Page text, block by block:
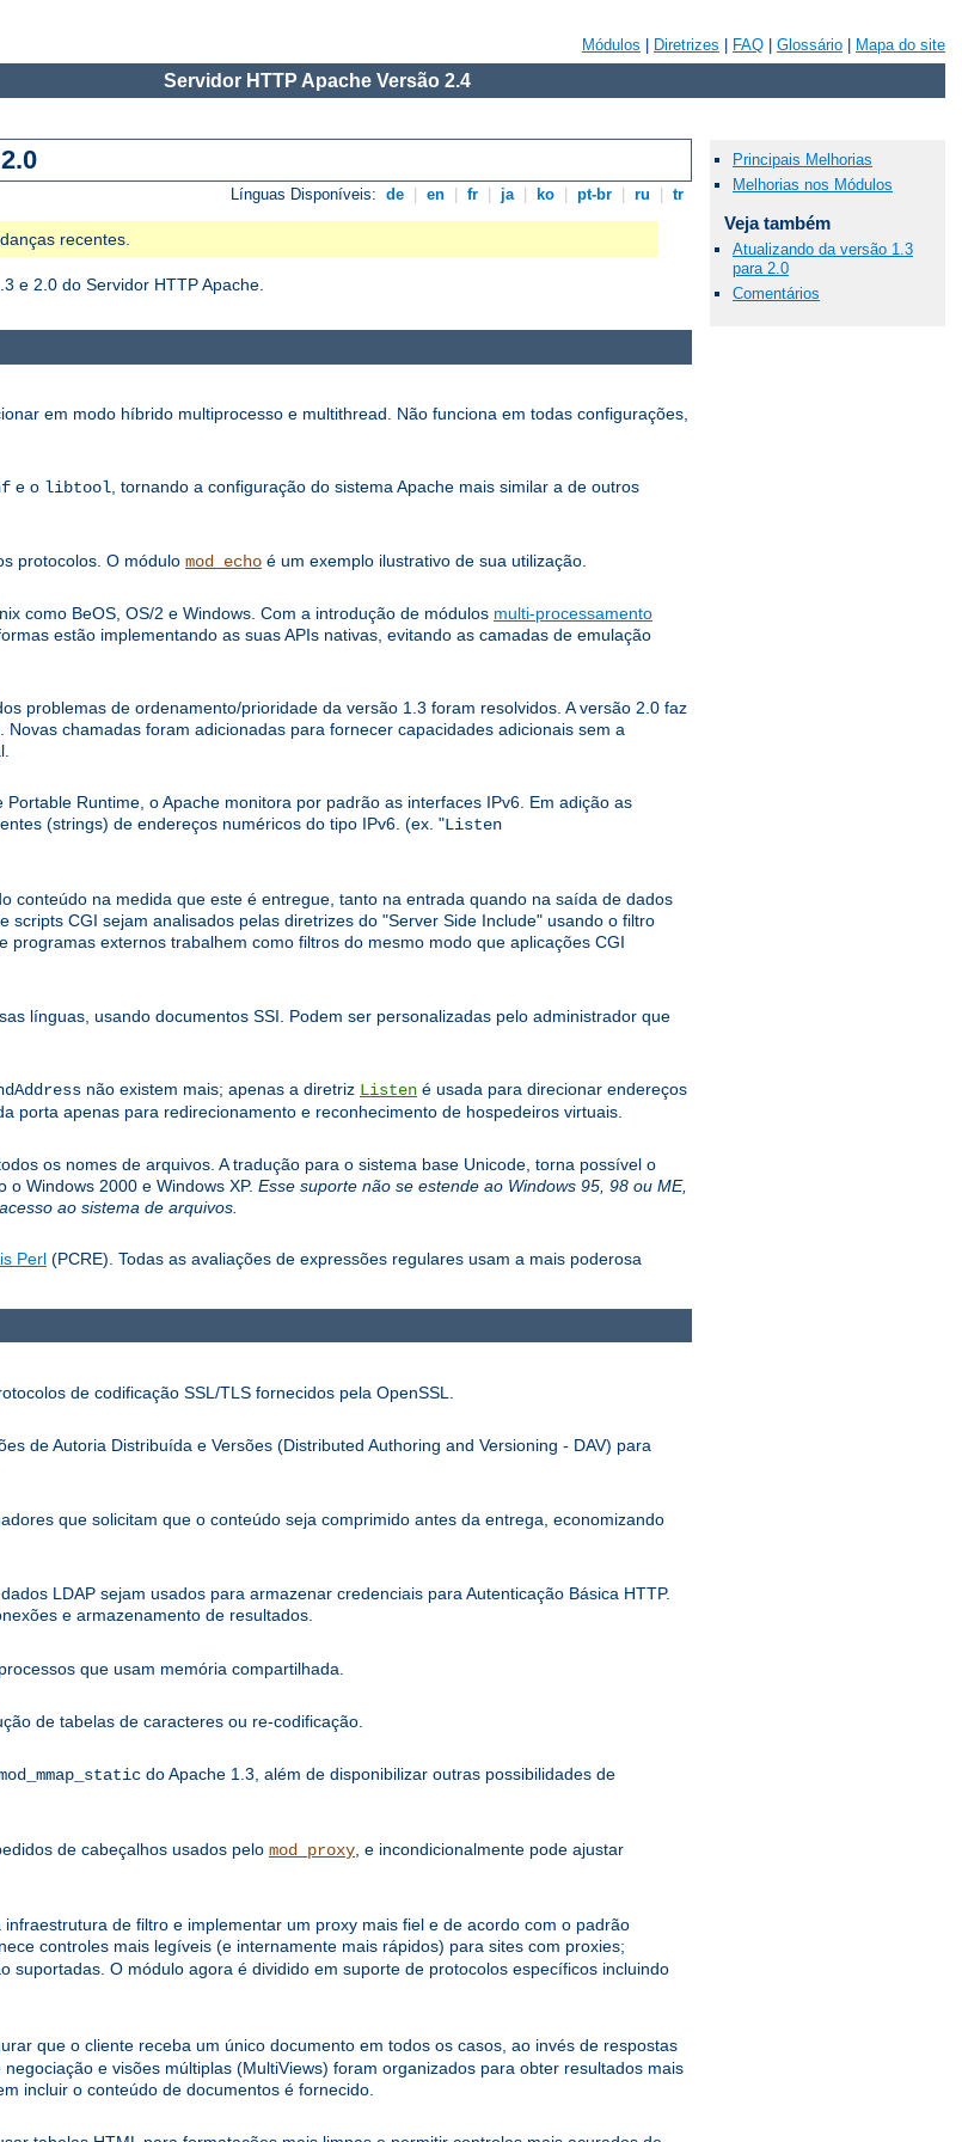
Módulos Diretrizes FAQ Glossário Mapa do site
Servidor HTTP Apache Versão 2.4
Línguas Disponíveis: de en fr ja ko pt-br ru tr
recentes.
e 2.0 do Servidor HTTP Apache.
Principais Melhorias
Melhorias nos Módulos
Veja também
Atualizando da versão 1.3
para 2.0
Comentários
em modo híbrido multiprocesso e multithread. Não funciona em todas configurações,
e o libtool , tornando a configuração do sistema Apache mais similar a de outros
protocolos. O módulo mod_echo é um exemplo ilustrativo de sua utilização.
como BeOS, OS/2 e Windows. Com a introdução de módulos multi-processamento
estão implementando as suas APIs nativas, evitando as camadas de emulação
problemas de ordenamento/prioridade da versão 1.3 foram resolvidos. A versão 2.0 faz
chamadas foram adicionadas para fornecer capacidades adicionais sem a
Runtime, o Apache monitora por padrão as interfaces IPv6. Em adição as
(strings) de endereços numéricos do tipo IPv6. (ex. "Listen
conteúdo na medida que este é entregue, tanto na entrada quando na saída de dados
CGI sejam analisados pelas diretrizes do "Server Side Include" usando o filtro
programas externos trabalhem como filtros do mesmo modo que aplicações CGI
línguas, usando documentos SSI. Podem ser personalizadas pelo administrador que
não existem mais; apenas a diretriz Listen é usada para direcionar endereços
porta apenas para redirecionamento e reconhecimento de hospedeiros virtuais.
os nomes de arquivos. A tradução para o sistema base Unicode, torna possível o
Windows 2000 e Windows XP. Esse suporte não se estende ao Windows 95, 98 ou ME,
ao sistema de arquivos.
Perl (PCRE). Todas as avaliações de expressões regulares usam a mais poderosa
de codificação SSL/TLS fornecidos pela OpenSSL.
de Autoria Distribuída e Versões (Distributed Authoring and Versioning - DAV) para
que solicitam que o conteúdo seja comprimido antes da entrega, economizando
LDAP sejam usados para armazenar credenciais para Autenticação Básica HTTP.
e armazenamento de resultados.
que usam memória compartilhada.
de tabelas de caracteres ou re-codificação.
do Apache 1.3, além de disponibilizar outras possibilidades de
de cabeçalhos usados pelo mod_proxy , e incondicionalmente pode ajustar
de filtro e implementar um proxy mais fiel e de acordo com o padrão
controles mais legíveis (e internamente mais rápidos) para sites com proxies;
suportadas. O módulo agora é dividido em suporte de protocolos específicos incluindo
que o cliente receba um único documento em todos os casos, ao invés de respostas
e visões múltiplas (MultiViews) foram organizados para obter resultados mais
incluir o conteúdo de documentos é fornecido.